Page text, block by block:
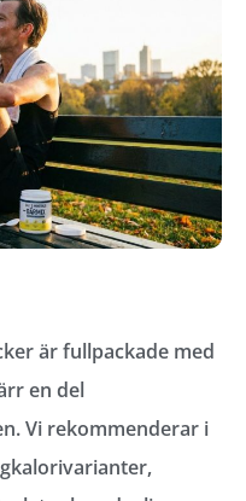
är fullpackade med
en del
Vi rekommenderar i